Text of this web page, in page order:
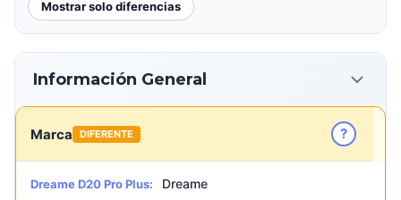
Mostrar solo diferencias
Información General
Marca DIFERENTE ?
Dreame D20 Pro Plus: Dreame